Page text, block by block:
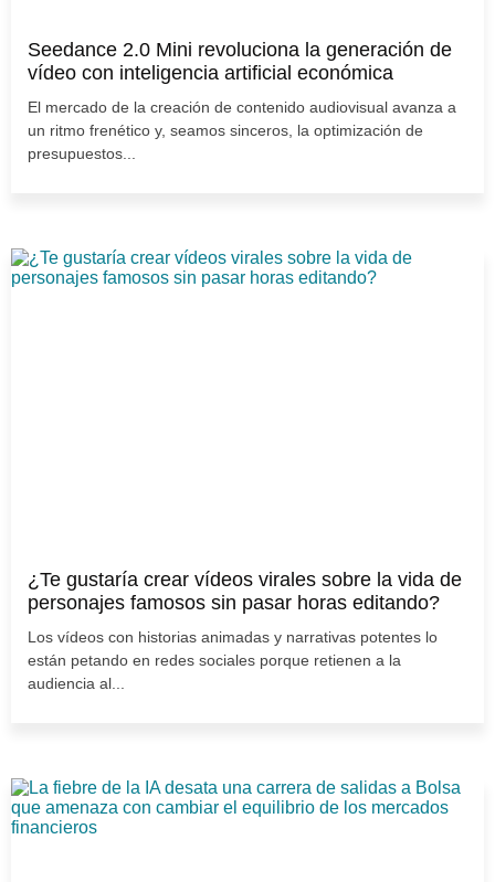
Seedance 2.0 Mini revoluciona la generación de
vídeo con inteligencia artificial económica
El mercado de la creación de contenido audiovisual avanza a
un ritmo frenético y, seamos sinceros, la optimización de
presupuestos...
¿Te gustaría crear vídeos virales sobre la vida de
personajes famosos sin pasar horas editando?
Los vídeos con historias animadas y narrativas potentes lo
están petando en redes sociales porque retienen a la
audiencia al...